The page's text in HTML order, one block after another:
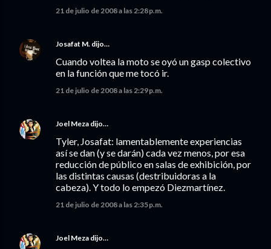
21 de julio de 2008 a las 2:28 p.m.
Josafat M. dijo…
Cuando voltea la moto se oyó un gasp colectivo
en la función que me tocó ir.
21 de julio de 2008 a las 2:29 p.m.
Joel Meza dijo…
Tyler, Josafat: lamentablemente experiencias
así se dan (y se darán) cada vez menos, por esa
reducción de público en salas de exhibición, por
las distintas causas (destribuidoras a la
cabeza). Y todo lo empezó Diezmartínez.
21 de julio de 2008 a las 2:35 p.m.
Joel Meza dijo…